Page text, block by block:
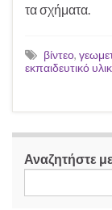
τα σχήματα.
βίντεο,
εκπαιδευτικό
Αναζητήστε με